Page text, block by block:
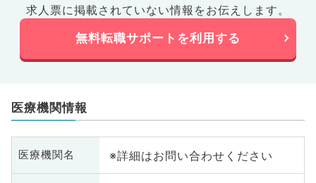
求人票に掲載されていない情報をお伝えします。
無料転職サポートを利用する
医療機関情報
医療機関名 ※詳細はお問い合わせください